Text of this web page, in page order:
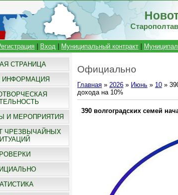
Вход Муниципальный контракт
СТРАНИЦА
И МЕРОПРИЯТИЯ
ЧРЕЗВЫЧАЙНЫХ
Официально
Главная »2026 » Июнь » 10 »
дохода на 10%
390 волгоградских семей